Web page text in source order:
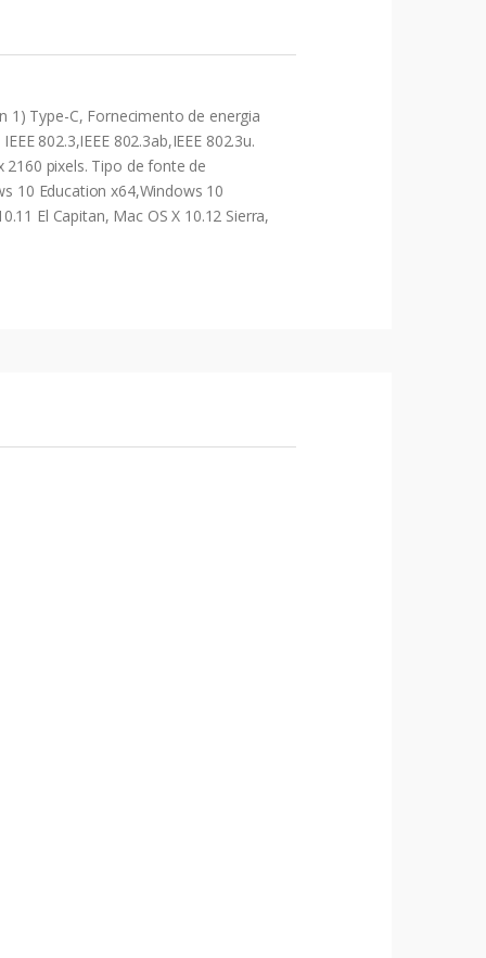
1) Type-C, Fornecimento de energia
802.3,IEEE 802.3ab,IEEE 802.3u.
pixels. Tipo de fonte de
10 Education x64,Windows 10
El Capitan, Mac OS X 10.12 Sierra,